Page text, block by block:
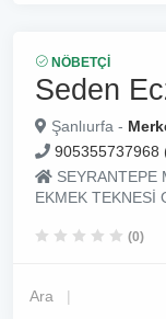
NÖBETÇI
Seden
Şanlıurfa -
905355737968
SEYRANTEPE
EKMEK TEKNESİ
(0)
Ara